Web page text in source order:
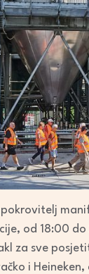
od 18:00
za sve
i